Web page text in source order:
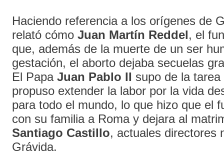
Haciendo referencia a los orígenes de
relató cómo Juan Martín Reddel, el
que, además de la muerte de un ser
gestación, el aborto dejaba secuelas
El Papa Juan Pablo II supo de la
propuso extender la labor por la vida
para todo el mundo, lo que hizo que el
con su familia a Roma y dejara al
Santiago Castillo, actuales directores
Grávida.